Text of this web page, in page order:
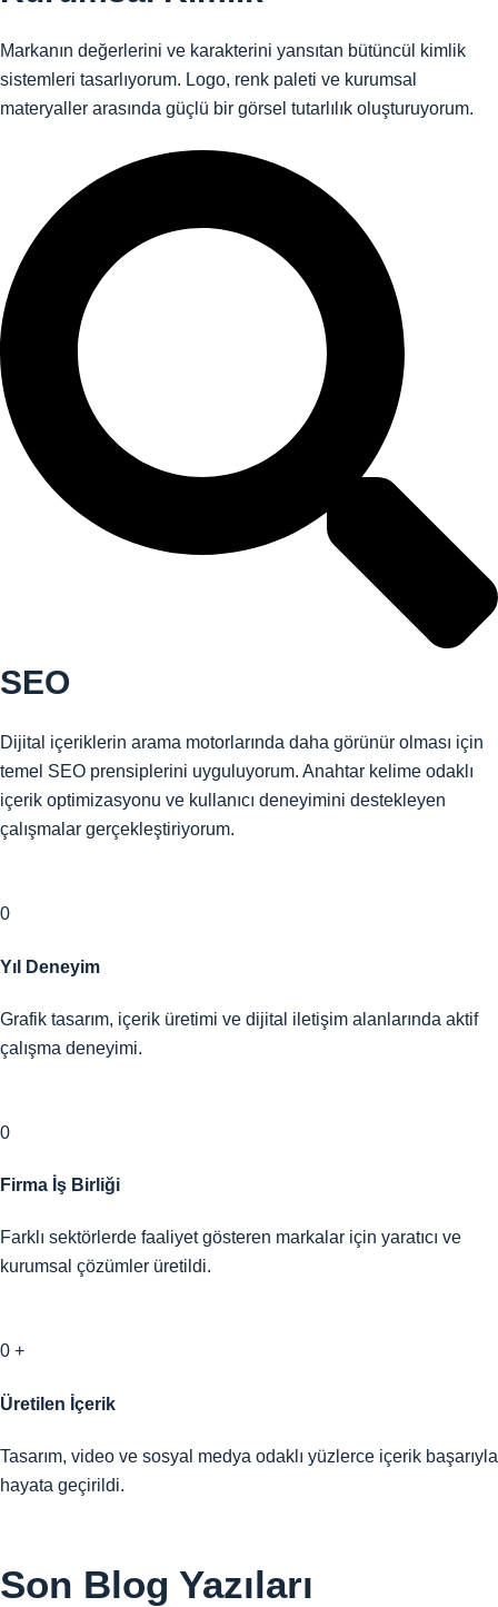
Markanın değerlerini ve karakterini yansıtan bütüncül kimlik
sistemleri tasarlıyorum. Logo, renk paleti ve kurumsal
materyaller arasında güçlü bir görsel tutarlılık oluşturuyorum.
SEO
Dijital içeriklerin arama motorlarında daha görünür olması için
temel SEO prensiplerini uyguluyorum. Anahtar kelime odaklı
içerik optimizasyonu ve kullanıcı deneyimini destekleyen
çalışmalar gerçekleştiriyorum.
0
Yıl Deneyim
Grafik tasarım, içerik üretimi ve dijital iletişim alanlarında aktif
çalışma deneyimi.
0
Firma İş Birliği
Farklı sektörlerde faaliyet gösteren markalar için yaratıcı ve
kurumsal çözümler üretildi.
0 +
Üretilen İçerik
Tasarım, video ve sosyal medya odaklı yüzlerce içerik başarıyla
hayata geçirildi.
Son Blog Yazıları